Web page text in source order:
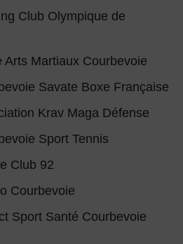
Club Olympique de
Arts Martiaux Courbevoie
Savate Boxe Française
Krav Maga Défense
Sport Tennis
Club 92
Courbevoie
Sport Santé Courbevoie